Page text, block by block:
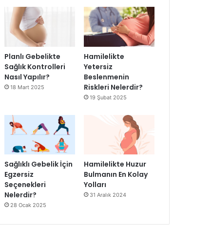
Planlı Gebelikte
Sağlık Kontrolleri
Nasıl Yapılır?
18 Mart 2025
Hamilelikte
Yetersiz
Beslenmenin
Riskleri Nelerdir?
19 Şubat 2025
Sağlıklı Gebelik İçin
Egzersiz
Seçenekleri
Nelerdir?
28 Ocak 2025
Hamilelikte Huzur
Bulmanın En Kolay
Yolları
31 Aralık 2024